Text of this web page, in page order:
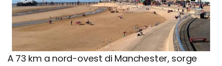
A 73 km a nord-ovest di Manchester, sorge